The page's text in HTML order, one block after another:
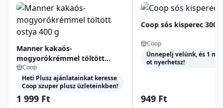
Manner kakaós-
mogyorókrémmel töltött
ostya 400 g
Coop
Heti Plusz ajánlatainkat keresse
Coop szuper plusz üzleteinkben!
1 999 Ft
Coop sós kisperec 300 g
Coop
Ünnepelj velünk, és 1
ot nyerhetsz!
949 Ft